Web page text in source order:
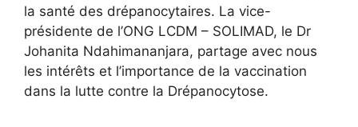
la santé des drépanocytaires. La vice-
présidente de l’ONG LCDM – SOLIMAD, le Dr
Johanita Ndahimananjara, partage avec nous
les intérêts et l’importance de la vaccination
dans la lutte contre la Drépanocytose.